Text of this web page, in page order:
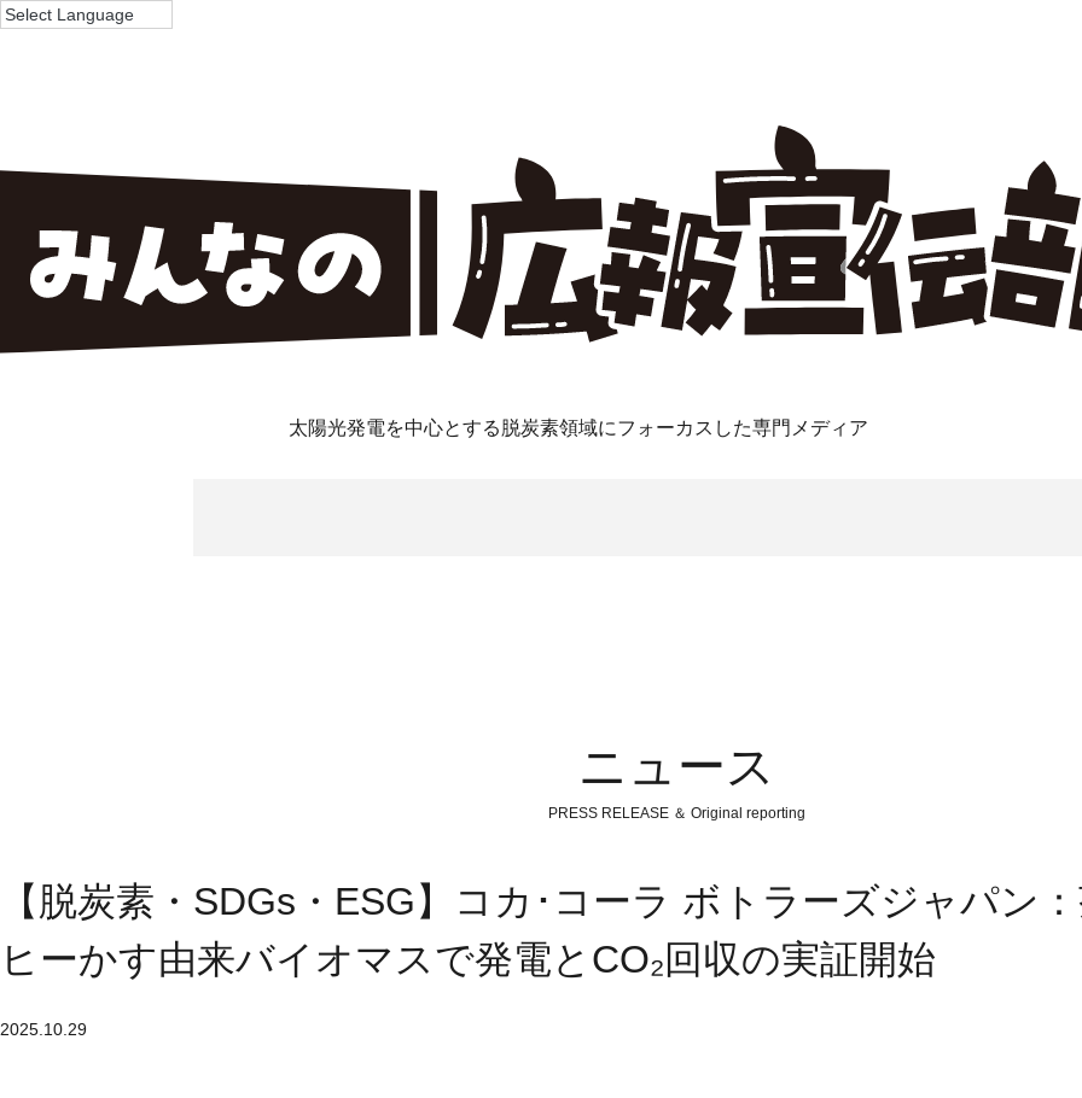
太陽光発電を中心とする脱炭素領域にフォーカスした専門メディア
ニュース
PRESS RELEASE ＆ Original reporting
【脱炭素・SDGs・ESG】コカ･コーラ ボトラーズジャパン
ヒーかす由来バイオマスで発電とCO₂回収の実証開始
2025.10.29